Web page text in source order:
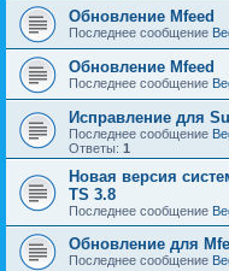
Обновление Mfeed
Последнее сообщение
Обновление Mfeed
Последнее сообщение
Исправление для
Последнее сообщение
Ответы: 1
Новая версия
TS 3.8
Последнее сообщение
Обновление для
Последнее сообщение